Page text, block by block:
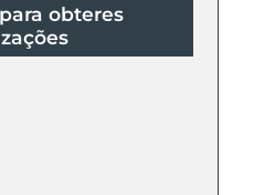
obteres